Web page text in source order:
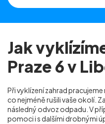
Jak
Praze 6 v
Při vyklízení zahrad
co nejméně rušili vaše okolí.
následný odvoz odpadu. V
pomoci i s dalšími drobnými